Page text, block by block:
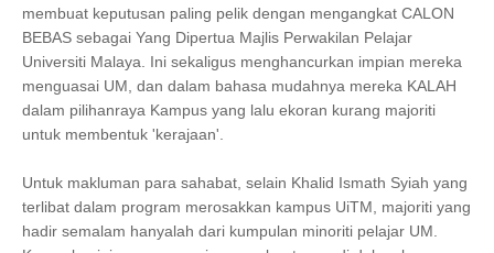
membuat keputusan paling pelik dengan mengangkat CALON
BEBAS sebagai Yang Dipertua Majlis Perwakilan Pelajar
Universiti Malaya. Ini sekaligus menghancurkan impian mereka
menguasai UM, dan dalam bahasa mudahnya mereka KALAH
dalam pilihanraya Kampus yang lalu ekoran kurang majoriti
untuk membentuk 'kerajaan'.
Untuk makluman para sahabat, selain Khalid Ismath Syiah yang
terlibat dalam program merosakkan kampus UiTM, majoriti yang
hadir semalam hanyalah dari kumpulan minoriti pelajar UM.